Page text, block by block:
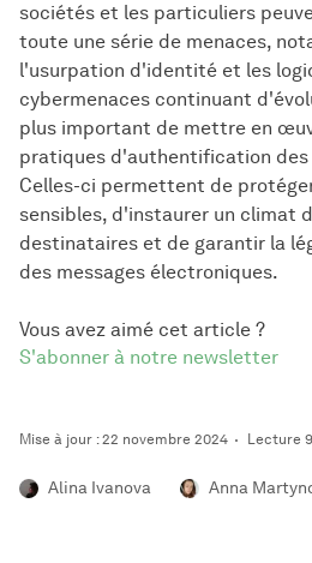
sociétés et les particuliers
toute une série de menaces,
l'usurpation d'identité et les
cybermenaces continuant
plus important de mettre en
pratiques d'authentification des
Celles-ci permettent de
sensibles, d'instaurer un climat
destinataires et de garantir la
des messages électroniques.
Vous avez aimé cet article ?
S'abonner à notre newsletter
Mise à jour : 22 novembre 2024 Lecture
Alina Ivanova Anna